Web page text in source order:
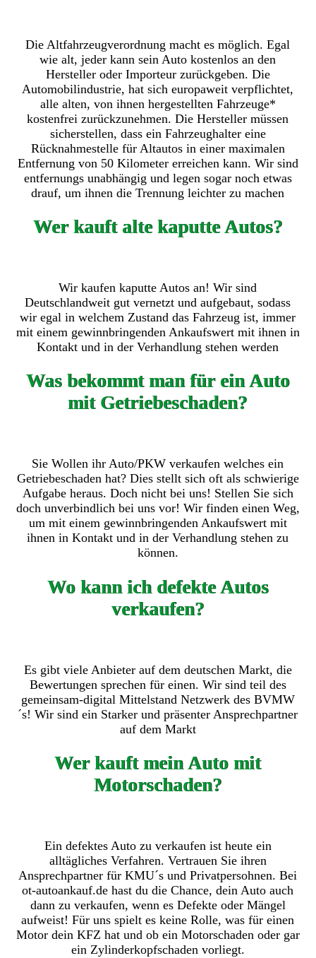
Die Altfahrzeugverordnung macht es möglich. Egal
wie alt, jeder kann sein Auto kostenlos an den
Hersteller oder Importeur zurückgeben. Die
Automobilindustrie, hat sich europaweit verpflichtet,
alle alten, von ihnen hergestellten Fahrzeuge*
kostenfrei zurückzunehmen. Die Hersteller müssen
sicherstellen, dass ein Fahrzeughalter eine
Rücknahmestelle für Altautos in einer maximalen
Entfernung von 50 Kilometer erreichen kann. Wir sind
entfernungs unabhängig und legen sogar noch etwas
drauf, um ihnen die Trennung leichter zu machen
Wer kauft alte kaputte Autos?
Wir kaufen kaputte Autos an! Wir sind
Deutschlandweit gut vernetzt und aufgebaut, sodass
wir egal in welchem Zustand das Fahrzeug ist, immer
mit einem gewinnbringenden Ankaufswert mit ihnen in
Kontakt und in der Verhandlung stehen werden
Was bekommt man für ein Auto
mit Getriebeschaden?
Sie Wollen ihr Auto/PKW verkaufen welches ein
Getriebeschaden hat? Dies stellt sich oft als schwierige
Aufgabe heraus. Doch nicht bei uns! Stellen Sie sich
doch unverbindlich bei uns vor! Wir finden einen Weg,
um mit einem gewinnbringenden Ankaufswert mit
ihnen in Kontakt und in der Verhandlung stehen zu
können.
Wo kann ich defekte Autos
verkaufen?
Es gibt viele Anbieter auf dem deutschen Markt, die
Bewertungen sprechen für einen. Wir sind teil des
gemeinsam-digital Mittelstand Netzwerk des BVMW
´s! Wir sind ein Starker und präsenter Ansprechpartner
auf dem Markt
Wer kauft mein Auto mit
Motorschaden?
Ein defektes Auto zu verkaufen ist heute ein
alltägliches Verfahren. Vertrauen Sie ihren
Ansprechpartner für KMU´s und Privatpersohnen. Bei
ot-autoankauf.de hast du die Chance, dein Auto auch
dann zu verkaufen, wenn es Defekte oder Mängel
aufweist! Für uns spielt es keine Rolle, was für einen
Motor dein KFZ hat und ob ein Motorschaden oder gar
ein Zylinderkopfschaden vorliegt.